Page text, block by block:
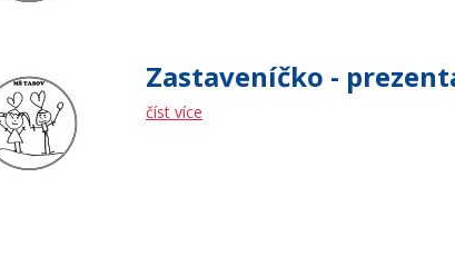
Zastaveníčko -
číst více